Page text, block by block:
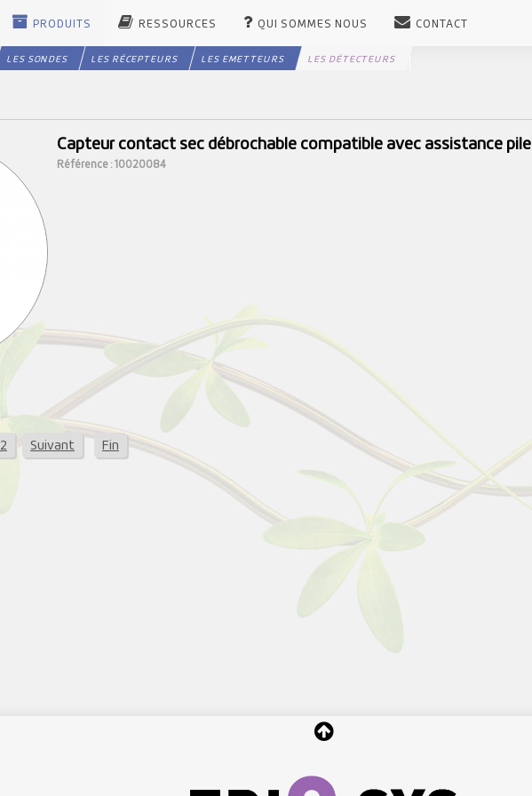
PRODUITS
LES SONDES LES RÉCEPTEURS LES EMETTEURS LES DÉTECTEURS
RESSOURCES QUI SOMMES NOUS CONTACT
Capteur contact sec débrochable compatible avec assistance pile
Référence : 10020084
2 Suivant Fin